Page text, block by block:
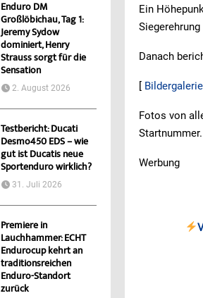
Ein
Danach
[
Fotos von
Startnummer.
Werbung
Enduro DM
Großlöbichau, Tag 1:
Jeremy Sydow
dominiert, Henry
Strauss sorgt für die
Sensation
2. August 2026
Testbericht: Ducati
Desmo450 EDS – wie
gut ist Ducatis neue
Sportenduro wirklich?
31. Juli 2026
Premiere in
Lauchhammer: ECHT
Endurocup kehrt an
traditionsreichen
Enduro-Standort
zurück